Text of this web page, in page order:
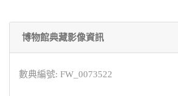
博物館典藏影像資訊
數典編號: FW_0073522